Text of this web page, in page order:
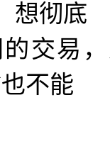
想彻底
交易
不能